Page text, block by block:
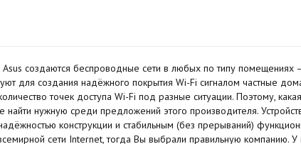
создаются беспроводные сети в любых по типу помещениях
для создания надёжного покрытия Wi-Fi сигналом частные
точек доступа Wi-Fi под разные ситуации. Поэтому,
найти нужную среди предложений этого производителя.
конструкции и стабильным (без прерываний)
сети Internet, тогда Вы выбрали правильную компанию.